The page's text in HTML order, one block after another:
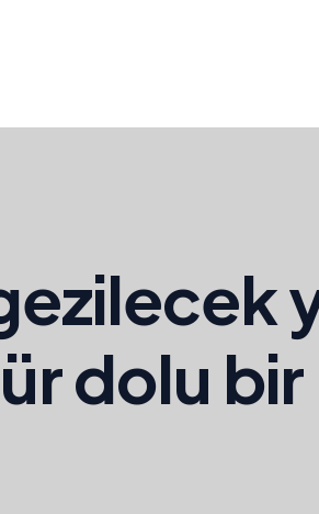
dolu bir